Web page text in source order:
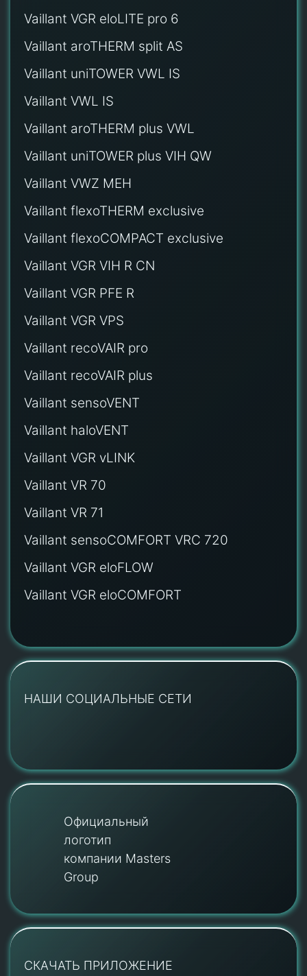
Vaillant VGR eloLITE pro 6
Vaillant aroTHERM split AS
Vaillant uniTOWER VWL IS
Vaillant VWL IS
Vaillant aroTHERM plus VWL
Vaillant uniTOWER plus VIH QW
Vaillant VWZ MEH
Vaillant flexoTHERM exclusive
Vaillant flexoCOMPACT exclusive
Vaillant VGR VIH R CN
Vaillant VGR PFE R
Vaillant VGR VPS
Vaillant recoVAIR pro
Vaillant recoVAIR plus
Vaillant sensoVENT
Vaillant haloVENT
Vaillant VGR vLINK
Vaillant VR 70
Vaillant VR 71
Vaillant sensoCOMFORT VRC 720
Vaillant VGR eloFLOW
Vaillant VGR eloCOMFORT
НАШИ СОЦИАЛЬНЫЕ СЕТИ
Официальный
логотип
компании Masters
Group
СКАЧАТЬ ПРИЛОЖЕНИЕ